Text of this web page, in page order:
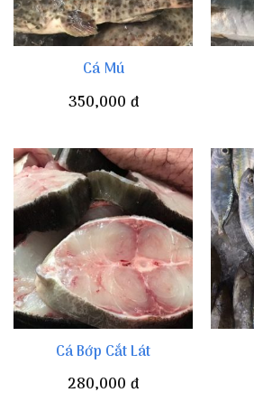
Cá Mú
350,000 đ
Cá Bớp Cắt Lát
280,000 đ